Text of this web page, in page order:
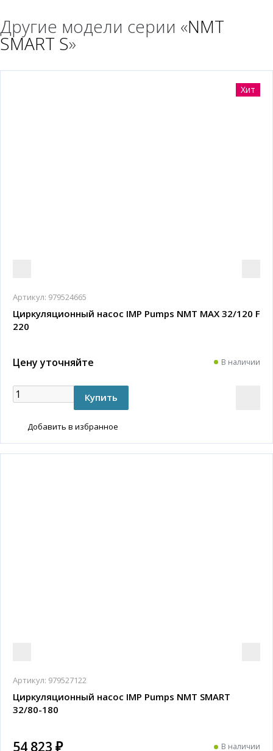
Другие модели серии «NMT
SMART S»
Хит
Артикул: 979524665
Циркуляционный насос IMP Pumps NMT MAX 32/120 F
220
Цену уточняйте В наличии
Добавить в избранное
Артикул: 979527122
Циркуляционный насос IMP Pumps NMT SMART
32/80-180
54 823 ₽ В наличии